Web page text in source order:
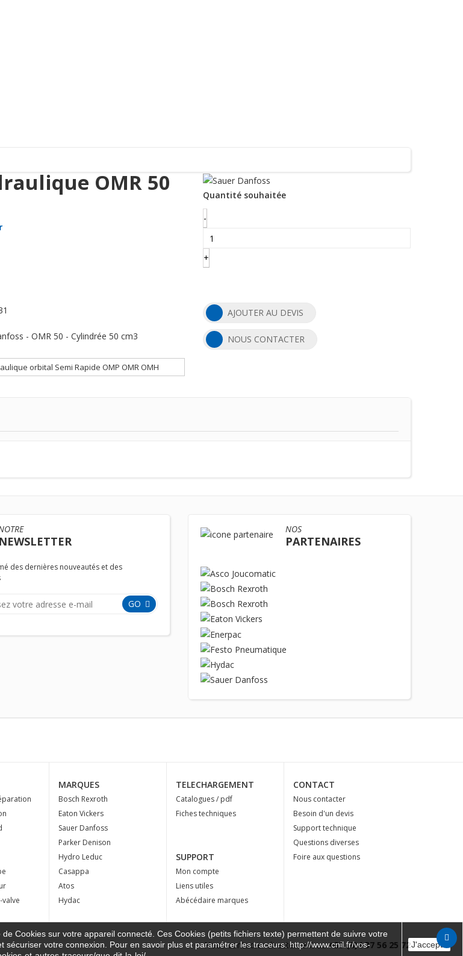
OMR 50
- OMR 50 - Cylindrée 50 cm3
orbital Semi Rapide OMP OMR OMH
Quantité souhaitée
-
+
AJOUTER AU DEVIS
NOUS CONTACTER
NEWSLETTER
des dernières nouveautés et des
GO
NOS
PARTENAIRES
MARQUES
Bosch Rexroth
Eaton Vickers
Sauer Danfoss
Parker Denison
Hydro Leduc
Casappa
Atos
Hydac
TELECHARGEMENT
Catalogues / pdf
Fiches techniques
SUPPORT
Mon compte
Liens utiles
Abécédaire marques
CONTACT
Nous contacter
Besoin d'un devis
Support technique
Questions diverses
Foire aux questions
Nous contacter directement au+33 (0)4 37 56 25 72
Cookies sur votre appareil connecté. Ces Cookies (petits fichiers texte) permettent de suivre votre
votre connexion. Pour en savoir plus et paramétrer les traceurs: http://www.cnil.fr/vos-
J'accepte